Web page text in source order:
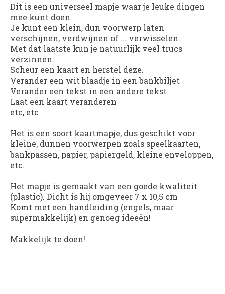
Dit is een universeel mapje waar je leuke dingen
mee kunt doen.
Je kunt een klein, dun voorwerp laten
verschijnen, verdwijnen of ... verwisselen.
Met dat laatste kun je natuurlijk veel trucs
verzinnen:
Scheur een kaart en herstel deze.
Verander een wit blaadje in een bankbiljet
Verander een tekst in een andere tekst
Laat een kaart veranderen
etc, etc
Het is een soort kaartmapje, dus geschikt voor
kleine, dunnen voorwerpen zoals speelkaarten,
bankpassen, papier, papiergeld, kleine enveloppen,
etc.
Het mapje is gemaakt van een goede kwaliteit
(plastic). Dicht is hij omgeveer 7 x 10,5 cm
Komt met een handleiding (engels, maar
supermakkelijk) en genoeg ideeën!
Makkelijk te doen!